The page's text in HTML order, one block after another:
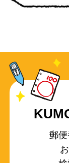
郵便